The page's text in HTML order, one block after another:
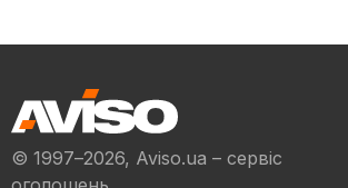
© 1997–2026, Aviso.ua – сервіс